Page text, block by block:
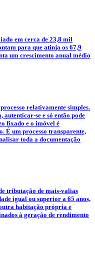
em cerca de 23,8 mil
para que atinja os 67,9
um crescimento anual médio
relativamente simples.
se e só então pode
fixado e o imóvel é
É um processo transparente,
toda a documentação
tributação de mais-valias
igual ou superior a 65 anos,
habitação própria e
à geração de rendimento